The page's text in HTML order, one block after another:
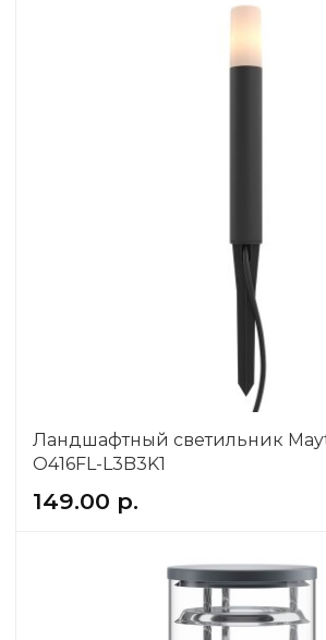
Ландшафтный светильник
O416FL-L3B3K1
149.00 р.